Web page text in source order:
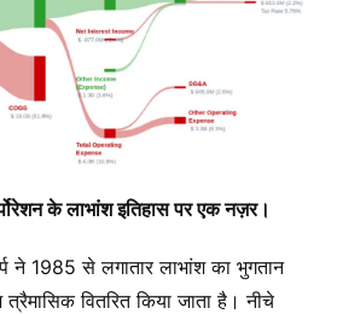
के लाभांश इतिहास पर एक नज़र।
ने 1985 से लगातार लाभांश का भुगतान
त्रैमासिक वितरित किया जाता है। नीचे